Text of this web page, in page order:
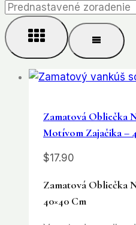
Zamatová Obliečka
Motívom Zajačika –
$17.90
Zamatová Obliečka
40×40 Cm